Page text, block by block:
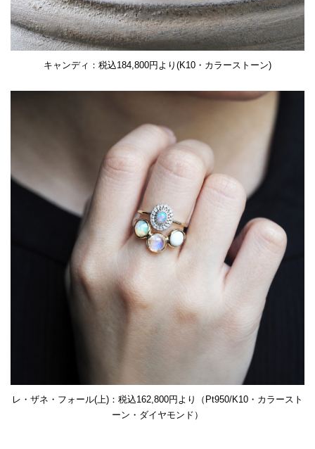
キャンディ：税込184,800円より(K10・カラーストーン)
レ・ザネ・フォール(上)：税込162,800円より（Pt950/K10・カラースト
ーン・ダイヤモンド）